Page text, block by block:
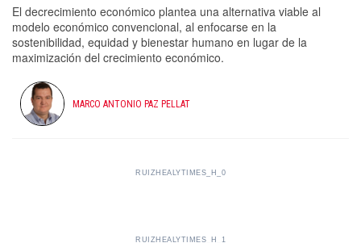
El decrecimiento económico plantea una alternativa viable al
modelo económico convencional, al enfocarse en la
sostenibilidad, equidad y bienestar humano en lugar de la
maximización del crecimiento económico.
MARCO ANTONIO PAZ PELLAT
RUIZHEALYTIMES_H_0
RUIZHEALYTIMES_H_1